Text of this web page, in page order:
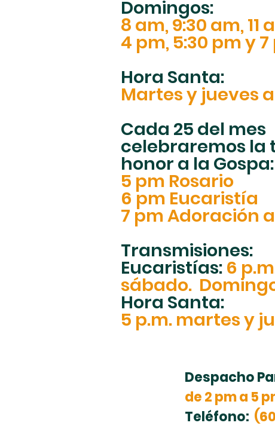
Domingos:
8 am, 9:30 am, 11
4 pm, 5:30 pm y
Hora Santa:
Martes y jueves
Cada 25 del mes
celebraremos la
honor a la Gospa:
5 pm Rosario
6 pm Eucaristía
7 pm Adoración
Transmisiones:
Eucaristías: 6
sábado.
Hora Santa:
5 p.m. martes y
Despacho
de 2 pm a 5
Teléfono: